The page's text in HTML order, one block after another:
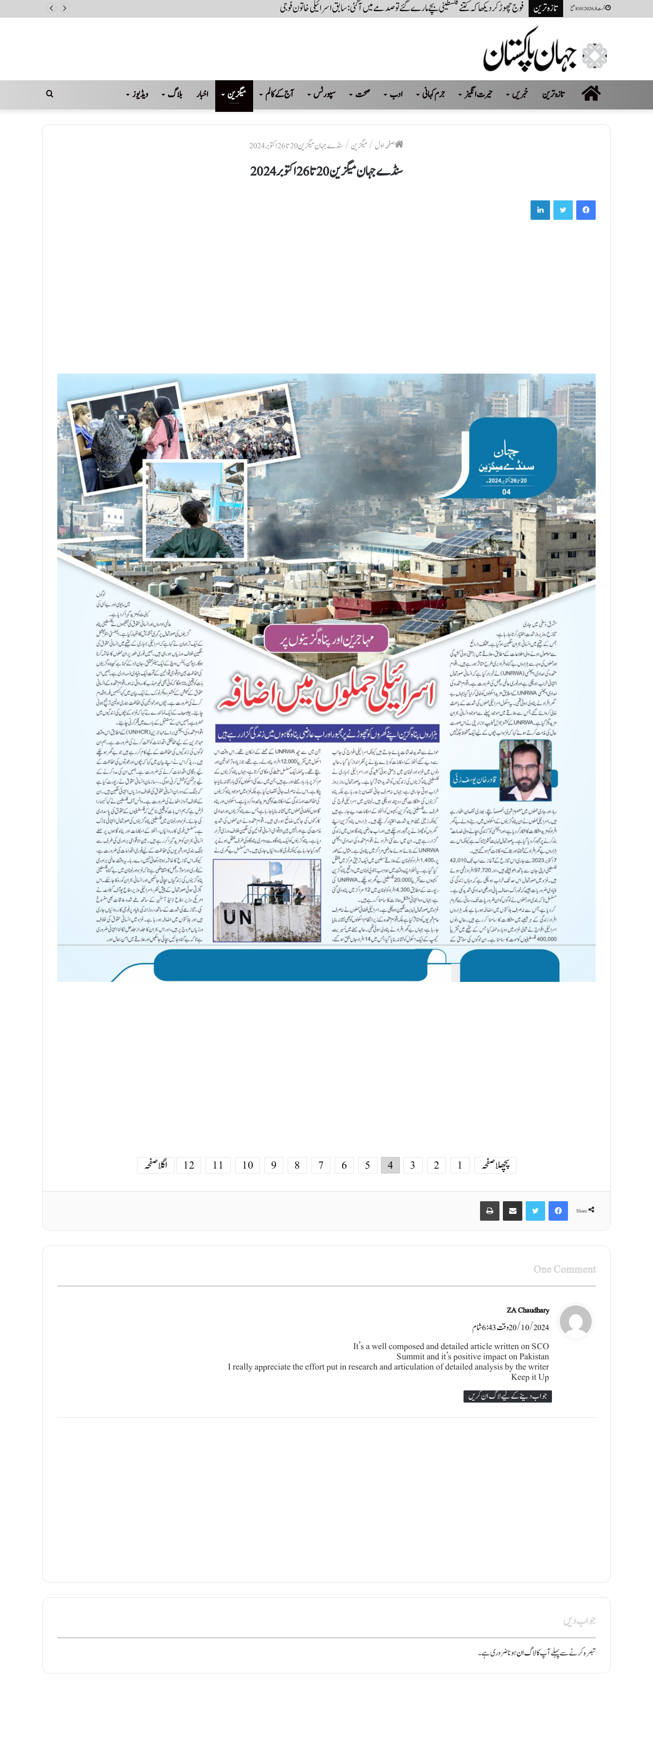
اگست 8, 2026 8:01 صبح تازہ ترین فوج چھوڑ کر دیکھا کہ کتنے فلسطینی بچے مارے گئے تو صدمے میں آگئی: سابق اسرائیلی خاتون فوجی
صفحہ
اول
تازہ ترین خبریں حیرت انگیز جرم کہانی ادب صحت سپورٹس آج کے کالم میگزین اخبار بلاگ ویڈیوز Search
صفحہ اول /میگزین/سنڈے جہان میگزین 20 تا 26 اکتوبر 2024
سنڈے جہان میگزین 20 تا 26 اکتوبر 2024
Facebook
Twitter
LinkedIn
پچھلا صفحہ 1
2
3
4
5
6
7
8
9
10
11
12 اگلا صفحہ
Share
Facebook
Twitter
Share via Email
Print
One Comment
ZA Chaudhary
ے
ک
ہ
:
20/10/2024 وقت 6:43 شام
It’s a well composed and detailed article written on SCO
Summit and it’s positive impact on Pakistan
I really appreciate the effort put in research and articulation of detailed analysis by the writer
Keep it Up
جواب دینے کے لیے لاگ ان کریں
جواب دیں
تبصرہ کرنے سے پہلے آپ کالاگ انہونا ضروری ہے۔